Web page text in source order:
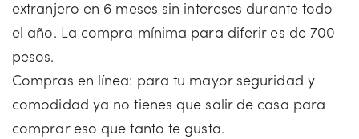
extranjero en 6 meses sin intereses durante todo
el año. La compra mínima para diferir es de 700
pesos.
Compras en línea: para tu mayor seguridad y
comodidad ya no tienes que salir de casa para
comprar eso que tanto te gusta.